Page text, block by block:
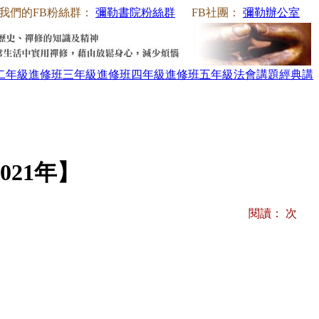
們的FB粉絲群： 彌勒書院粉絲群 FB社團： 彌勒辦公室
年級進修班三年級進修班四年級進修班五年級法會講題經典講
年】
閱讀： 次